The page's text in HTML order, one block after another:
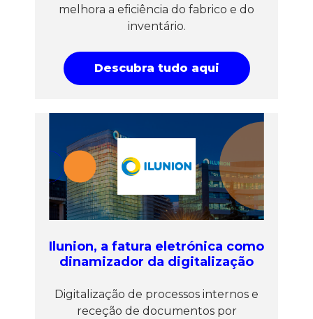
melhora a eficiência do fabrico e do
inventário.
Descubra tudo aqui
Ilunion, a fatura eletrónica como
dinamizador da digitalização
Digitalização de processos internos e
receção de documentos por